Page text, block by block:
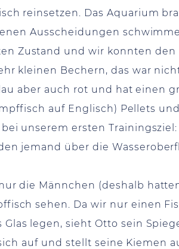
reinsetzen. Das Aquarium
Ausscheidungen
Zustand und wir konnten den
kleinen Bechern, das war
aber auch rot und hat einen
auf Englisch) Pellets
unserem ersten
jemand über die
die Männchen (deshalb
sehen. Da wir nur einen
legen, sieht Otto sein
auf und stellt seine Kiemen